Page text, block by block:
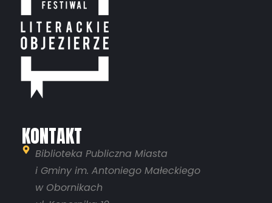
KONTAKT
Biblioteka Publiczna Miasta
i Gminy im. Antoniego Małeckiego
w Obornikach